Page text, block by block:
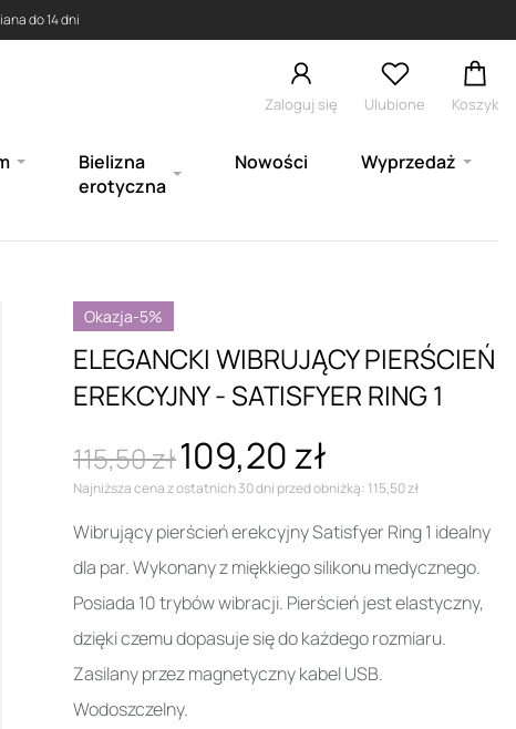
do 14 dni
Zaloguj się Ulubione Koszyk
Bielizna
erotyczna
Nowości Wyprzedaż
Okazja-5%
ELEGANCKI WIBRUJĄCY PIERŚCIEŃ
EREKCYJNY - SATISFYER RING 1
115,50 zł109,20 zł
Najniższa cena z ostatnich 30 dni przed obniżką: 115,50 zł
Wibrujący pierścień erekcyjny Satisfyer Ring 1 idealny
dla par. Wykonany z miękkiego silikonu medycznego.
Posiada 10 trybów wibracji. Pierścień jest elastyczny,
dzięki czemu dopasuje się do każdego rozmiaru.
Zasilany przez magnetyczny kabel USB.
Wodoszczelny.